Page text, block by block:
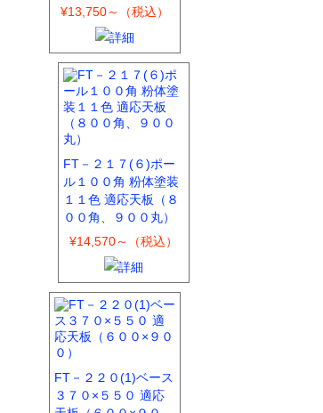
¥13,750～（税込）
FT－２１７(６)ポー
ル１００角 粉体塗装
１１色 適応天板（８
００角、９００丸）
¥14,570～（税込）
FT－２２０(1)ベース
３７０×５５０ 適応